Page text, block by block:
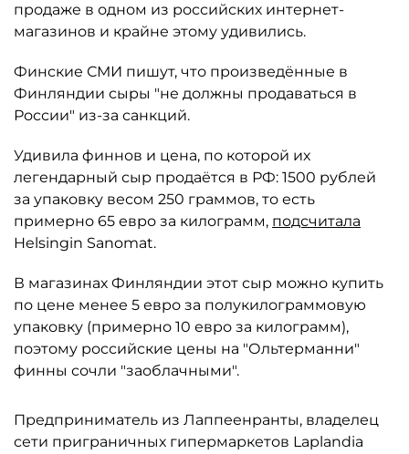
продаже в одном из российских интернет-
магазинов и крайне этому удивились.
Финские СМИ пишут, что произведённые в
Финляндии сыры "не должны продаваться в
России" из-за санкций.
Удивила финнов и цена, по которой их
легендарный сыр продаётся в РФ: 1500 рублей
за упаковку весом 250 граммов, то есть
примерно 65 евро за килограмм, подсчитала
Helsingin Sanomat.
В магазинах Финляндии этот сыр можно купить
по цене менее 5 евро за полукилограммовую
упаковку (примерно 10 евро за килограмм),
поэтому российские цены на "Ольтерманни"
финны сочли "заоблачными".
Предприниматель из Лаппеенранты, владелец
сети приграничных гипермаркетов Laplandia